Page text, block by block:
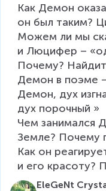
Как Демон
он был таким?
Можем ли мы
и Люцифер –
Почему?
Демон в поэме
Демон, дух
дух порочный »
Чем занимался
Земле? Почему
Как он
и его красоту?
EleGeNt